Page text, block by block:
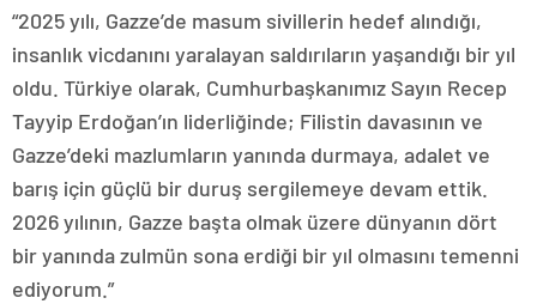
“2025 yılı, Gazze’de masum sivillerin hedef alındığı,
insanlık vicdanını yaralayan saldırıların yaşandığı bir yıl
oldu. Türkiye olarak, Cumhurbaşkanımız Sayın Recep
Tayyip Erdoğan’ın liderliğinde; Filistin davasının ve
Gazze’deki mazlumların yanında durmaya, adalet ve
barış için güçlü bir duruş sergilemeye devam ettik.
2026 yılının, Gazze başta olmak üzere dünyanın dört
bir yanında zulmün sona erdiği bir yıl olmasını temenni
ediyorum.”